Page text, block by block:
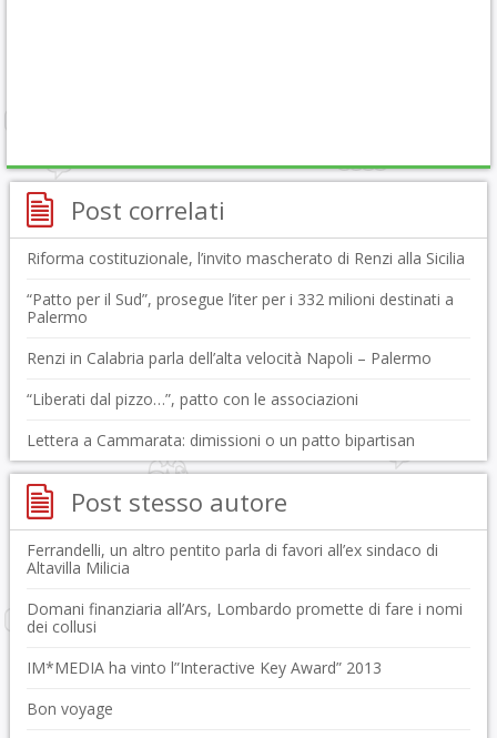
Post correlati
Riforma costituzionale, l’invito mascherato di Renzi alla Sicilia
“Patto per il Sud”, prosegue l’iter per i 332 milioni destinati a
Palermo
Renzi in Calabria parla dell’alta velocità Napoli – Palermo
“Liberati dal pizzo…”, patto con le associazioni
Lettera a Cammarata: dimissioni o un patto bipartisan
Post stesso autore
Ferrandelli, un altro pentito parla di favori all’ex sindaco di
Altavilla Milicia
Domani finanziaria all’Ars, Lombardo promette di fare i nomi
dei collusi
IM*MEDIA ha vinto l”Interactive Key Award” 2013
Bon voyage